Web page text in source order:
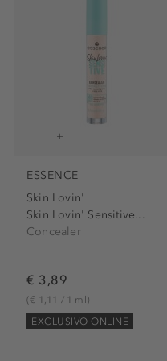
ESSENCE
Skin Lovin'
Skin Lovin' Sensitive...
Concealer
€ 3,89
(€ 1,11 / 1 ml)
EXCLUSIVO ONLINE